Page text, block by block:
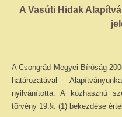
A Vasúti Hidak
A Csongrád Megyei Bíróság
határozatával
nyilvánította. A közhasznú
törvény 19.§. (1) bekezdése